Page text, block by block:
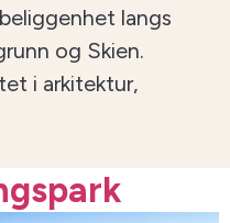
langs
og Skien.
i arkitektur,